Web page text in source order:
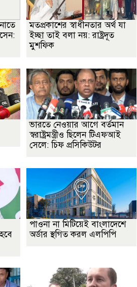
মতপ্রকাশের স্বাধীনতার অর্থ যা
ইচ্ছা তাই বলা নয়: রাষ্ট্রদূত
মুশফিক
ভারতে নেওয়ার আগে বর্তমান
স্বরাষ্ট্রমন্ত্রীও ছিলেন টিএফআই
সেলে: চিফ প্রসিকিউটর
পাওনা না মিটিয়েই বাংলাদেশে
অর্ডার স্থগিত করল এলপিপি